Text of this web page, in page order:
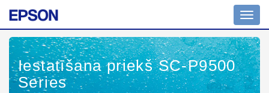
Iestatīšana priekš SC-P9500
Series